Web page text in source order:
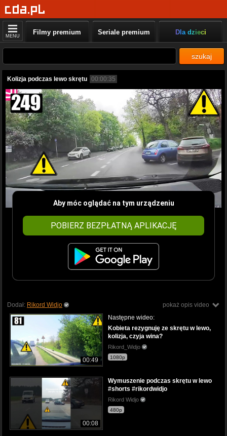
MENU Filmy premium Seriale premium Dla dzieci
szukaj
Kolizja podczas lewo skrętu 00:00:35
Aby móc oglądać na tym urządzeniu
POBIERZ BEZPŁATNĄ APLIKACJĘ
pokaż opis video
Dodał: Rikord Widjo
00:49
Następne wideo:
Kobieta rezygnuję ze skrętu w lewo,
kolizja, czyja wina?
Rikord_Widjo
1080p
00:08
Wymuszenie podczas skrętu w lewo
#shorts #rikordwidjo
Rikord Widjo
480p